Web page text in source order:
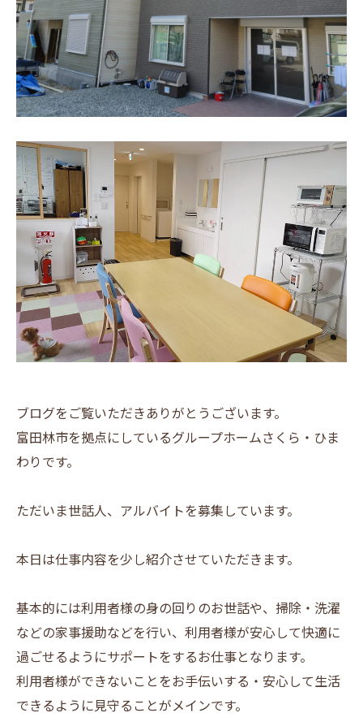
ブログをご覧いただきありがとうございます。
富田林市を拠点にしているグループホームさくら・ひま
わりです。
ただいま世話人、アルバイトを募集しています。
本日は仕事内容を少し紹介させていただきます。
基本的には利用者様の身の回りのお世話や、掃除・洗濯
などの家事援助などを行い、利用者様が安心して快適に
過ごせるようにサポートをするお仕事となります。
利用者様ができないことをお手伝いする・安心して生活
できるように見守ることがメインです。